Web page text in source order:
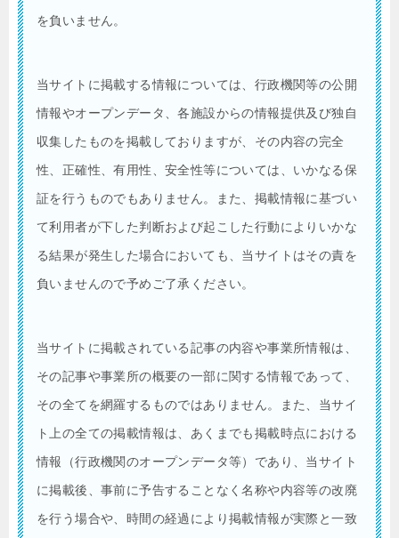
を負いません。
当サイトに掲載する情報については、行政機関等の公開
情報やオープンデータ、各施設からの情報提供及び独自
収集したものを掲載しておりますが、その内容の完全
性、正確性、有用性、安全性等については、いかなる保
証を行うものでもありません。また、掲載情報に基づい
て利用者が下した判断および起こした行動によりいかな
る結果が発生した場合においても、当サイトはその責を
負いませんので予めご了承ください。
当サイトに掲載されている記事の内容や事業所情報は、
その記事や事業所の概要の一部に関する情報であって、
その全てを網羅するものではありません。また、当サイ
ト上の全ての掲載情報は、あくまでも掲載時点における
情報（行政機関のオープンデータ等）であり、当サイト
に掲載後、事前に予告することなく名称や内容等の改廃
を行う場合や、時間の経過により掲載情報が実際と一致